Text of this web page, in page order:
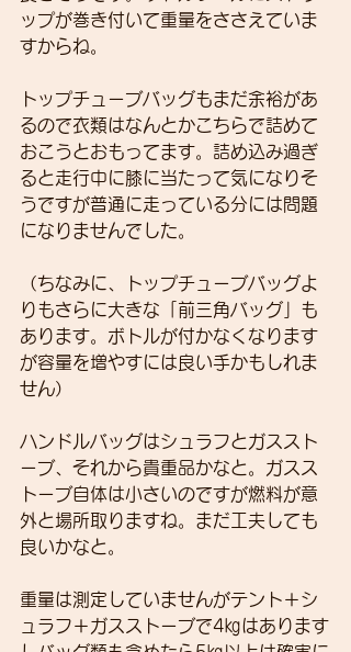
ップが巻き付いて重量をささえていま
すからね。
トップチューブバッグもまだ余裕があ
るので衣類はなんとかこちらで詰めて
おこうとおもってます。詰め込み過ぎ
ると走行中に膝に当たって気になりそ
うですが普通に走っている分には問題
になりませんでした。
（ちなみに、トップチューブバッグよ
りもさらに大きな「前三角バッグ」も
あります。ボトルが付かなくなります
が容量を増やすには良い手かもしれま
せん）
ハンドルバッグはシュラフとガススト
ーブ、それから貴重品かなと。ガスス
トーブ自体は小さいのですが燃料が意
外と場所取りますね。まだ工夫しても
良いかなと。
重量は測定していませんがテント＋シ
ュラフ＋ガスストーブで4㎏はあります